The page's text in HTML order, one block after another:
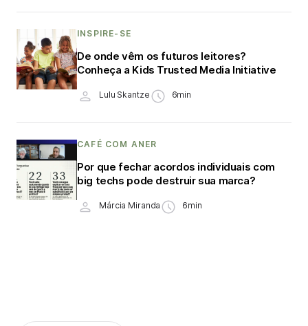
INSPIRE-SE
De onde vêm os futuros leitores?
Conheça a Kids Trusted Media Initiative
Lulu Skantze 6min
CAFÉ COM ANER
Por que fechar acordos individuais com
big techs pode destruir sua marca?
Márcia Miranda 6min